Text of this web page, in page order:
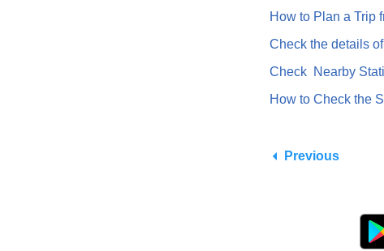
How to Plan a Trip
Check the details
Check Nearby
How to Check the
Previous